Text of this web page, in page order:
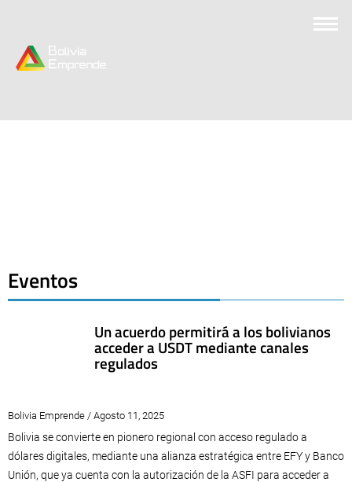
Eventos
Un acuerdo permitirá a los bolivianos
acceder a USDT mediante canales
regulados
Bolivia Emprende / Agosto 11, 2025
Bolivia se convierte en pionero regional con acceso regulado a
dólares digitales, mediante una alianza estratégica entre EFY y Banco
Unión, que ya cuenta con la autorización de la ASFI para acceder a